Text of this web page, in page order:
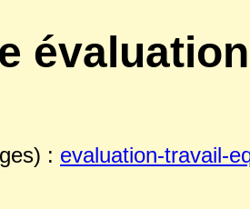
: evaluation-travail-